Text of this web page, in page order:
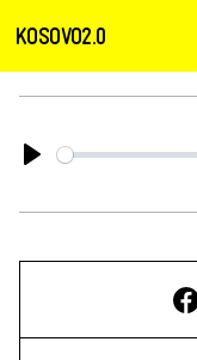
KOSOVO2.0